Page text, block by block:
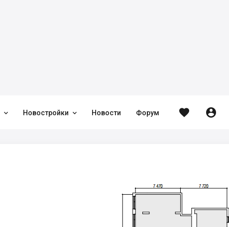
 Новостройки  Новости Форум  